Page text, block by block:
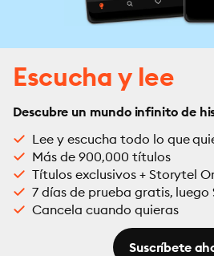
Escucha y lee
Descubre un mundo infinito de
Lee y escucha todo lo que
Más de 900,000 títulos
Títulos exclusivos + Storytel
7 días de prueba gratis, luego
Cancela cuando quieras
Suscríbete